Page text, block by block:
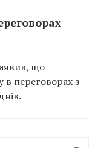
що
переговорах з